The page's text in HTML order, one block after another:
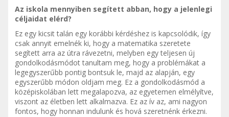
Az iskola mennyiben segített abban, hogy a jelenlegi
céljaidat elérd?
Ez egy kicsit talán egy korábbi kérdéshez is kapcsolódik, így
csak annyit emelnék ki, hogy a matematika szeretete
segített arra az útra rávezetni, melyben egy teljesen új
gondolkodásmódot tanultam meg, hogy a problémákat a
legegyszerűbb pontig bontsuk le, majd az alapján, egy
egyszerűbb módon oldjam meg. Ez a gondolkodásmód a
középiskolában lett megalapozva, az egyetemen elmélyítve,
viszont az életben lett alkalmazva. Ez az ív az, ami nagyon
fontos, hogy honnan indulunk és hová szeretnénk érkezni.